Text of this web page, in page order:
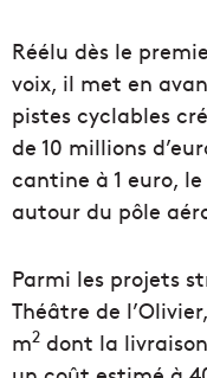
Réélu dès le
voix, il met en
pistes cyclables
de 10 millions
cantine à 1 euro,
autour du pôle
Parmi les projets
Théâtre de
m2 dont la